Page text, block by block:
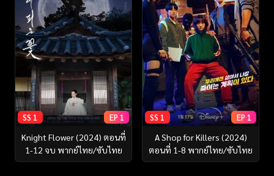
SS 1 EP 1
Knight Flower (2024) ตอนที่
1-12 จบ พากย์ไทย/ซับไทย
SS 1 EP 1
A Shop for Killers (2024)
ตอนที่ 1-8 พากย์ไทย/ซับไทย